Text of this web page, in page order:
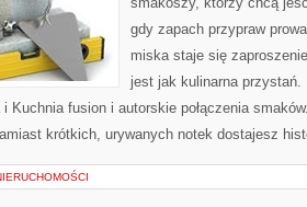
gdy zapach przypraw
miska staje się
jest jak kulinarna
Kuchnia fusion i autorskie połączenia
krótkich, urywanych notek dostajesz